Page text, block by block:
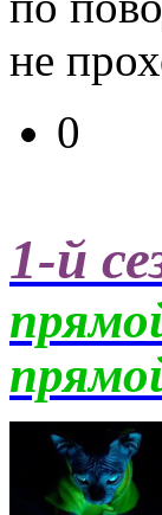
не
0
1-й